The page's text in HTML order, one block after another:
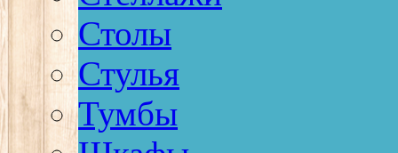
Столы
Стулья
Тумбы